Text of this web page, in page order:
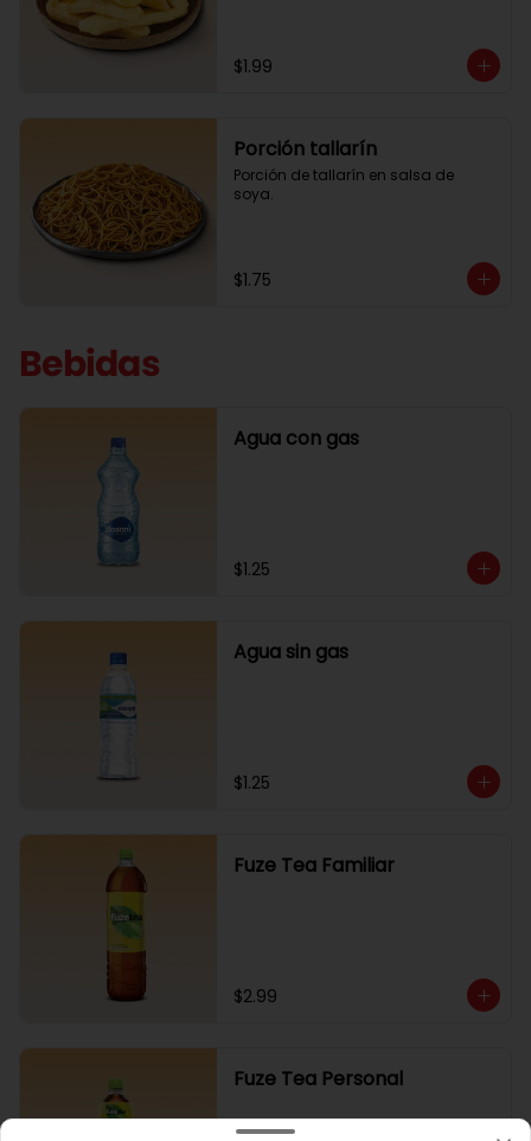
$1.99
Porción tallarín
Porción de tallarín en salsa de
soya.
$1.75
Bebidas
Agua con gas
$1.25
Agua sin gas
$1.25
Fuze Tea Familiar
$2.99
Fuze Tea Personal